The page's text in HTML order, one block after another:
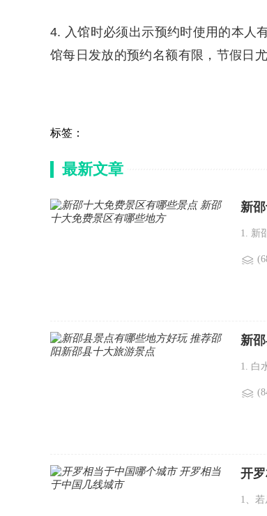
4. 入馆时必须出示预约时使用的本人
馆每日发放的预约名额有限，节假日
标签：
最新文章
新
1. 新
新
1. 白
开
1、